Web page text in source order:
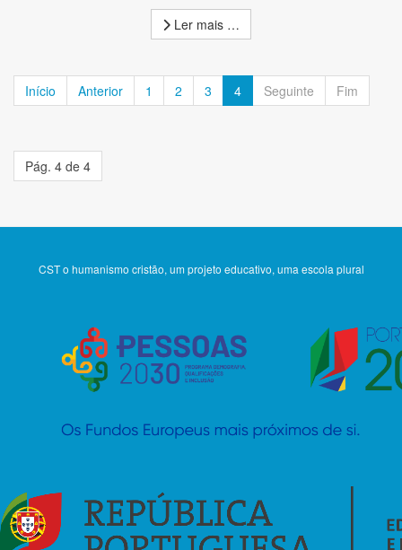
Ler mais …
Início Anterior 1 2 3 4 Seguinte Fim
Pág. 4 de 4
CST o humanismo cristão, um projeto educativo, uma escola plural